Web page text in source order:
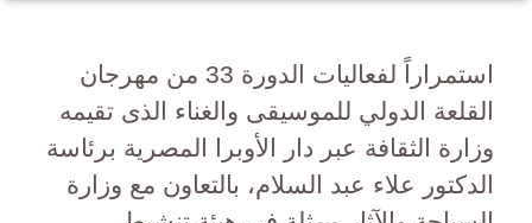
استمراراً لفعاليات الدورة 33 من مهرجان
القلعة الدولي للموسيقى والغناء الذى تقيمه
وزارة الثقافة عبر دار الأوبرا المصرية برئاسة
الدكتور علاء عبد السلام، بالتعاون مع وزارة